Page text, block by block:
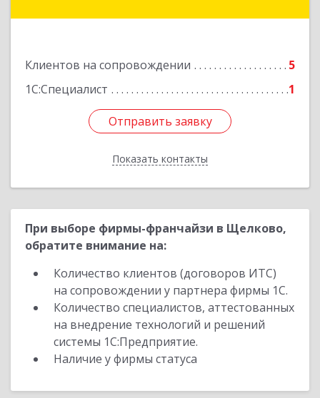
Клиентов на сопровождении
5
1С:Специалист
1
Отправить заявку
Показать контакты
Отправить заявку
Назад
При выборе фирмы-франчайзи в Щелково,
обратите внимание на:
Количество клиентов (договоров ИТС)
на сопровождении у партнера фирмы 1С.
Количество специалистов, аттестованных
на внедрение технологий и решений
системы 1С:Предприятие.
Наличие у фирмы статуса